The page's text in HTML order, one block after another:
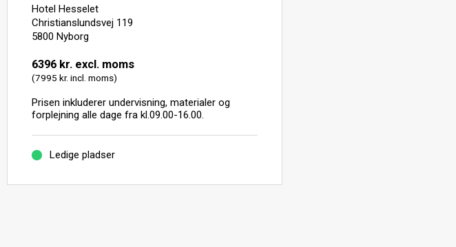
Hotel Hesselet
Christianslundsvej 119
5800 Nyborg
6396 kr. excl. moms
(7995 kr. incl. moms)
Prisen inkluderer undervisning, materialer og
forplejning alle dage fra kl.09.00-16.00.
Ledige pladser